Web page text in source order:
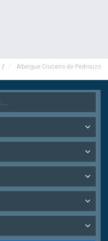
/ Albergue Cruceiro de Pedrouzo